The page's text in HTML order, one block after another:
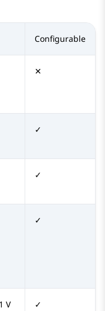
Configurable
✕
✓
✓
✓
V
✓